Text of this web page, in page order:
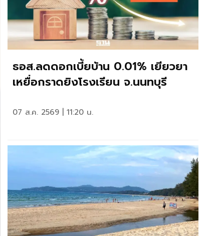
ธอส.ลดดอกเบี้ยบ้าน 0.01% เยียวยา
เหยื่อกราดยิงโรงเรียน จ.นนทบุรี
07 ส.ค. 2569 | 11:20 น.